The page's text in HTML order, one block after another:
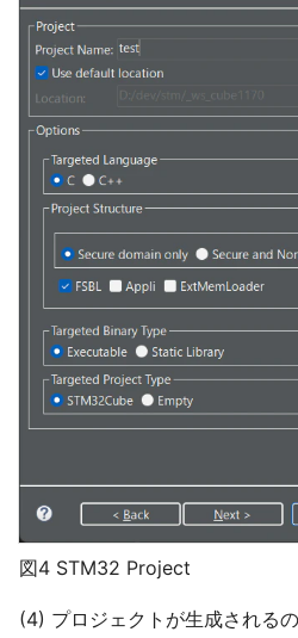
図4 STM32 Project
(4) プロジェクトが生成される